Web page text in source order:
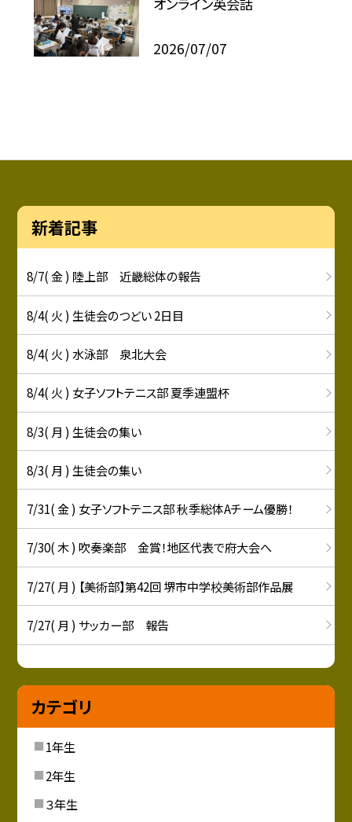
2026/07/07
新着記事
8/7( 金 ) 陸上部 近畿総体の報告
8/4( 火 ) 生徒会のつどい 2日目
8/4( 火 ) 水泳部 泉北大会
8/4( 火 ) 女子ソフトテニス部 夏季連盟杯
8/3( 月 ) 生徒会の集い
8/3( 月 ) 生徒会の集い
7/31( 金 ) 女子ソフトテニス部 秋季総体Aチーム優勝！
7/30( 木 ) 吹奏楽部 金賞！地区代表で府大会へ
7/27( 月 ) 【美術部】第42回 堺市中学校美術部作品展
7/27( 月 ) サッカー部 報告
カテゴリ
1年生
2年生
３年生